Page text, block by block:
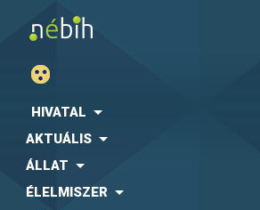
HIVATAL
AKTUÁLIS
ÁLLAT
ÉLELMISZER